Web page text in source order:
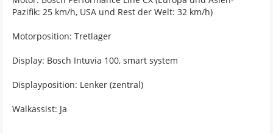
Pazifik: 25 km/h, USA und Rest der Welt: 32 km/h)
Motorposition: Tretlager
Display: Bosch Intuvia 100, smart system
Displayposition: Lenker (zentral)
Walkassist: Ja